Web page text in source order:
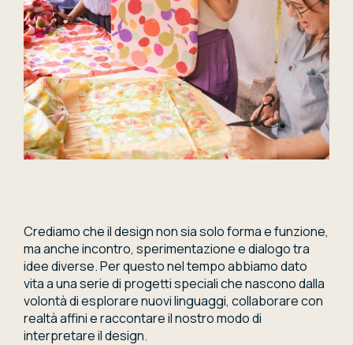
Crediamo che il design non sia solo forma e funzione,
ma anche incontro, sperimentazione e dialogo tra
idee diverse. Per questo nel tempo abbiamo dato
vita a una serie di progetti speciali che nascono dalla
volontà di esplorare nuovi linguaggi, collaborare con
realtà affini e raccontare il nostro modo di
interpretare il design.